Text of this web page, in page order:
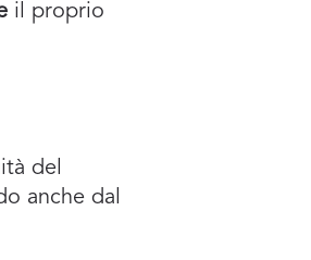
il proprio
del
anche dal